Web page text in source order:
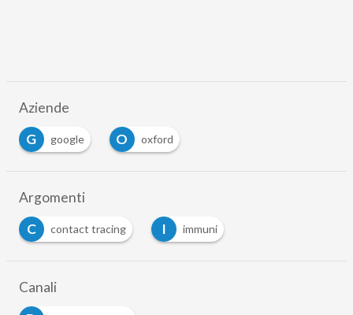
Aziende
G
google O oxford
Argomenti
C
contact tracing I immuni
Canali